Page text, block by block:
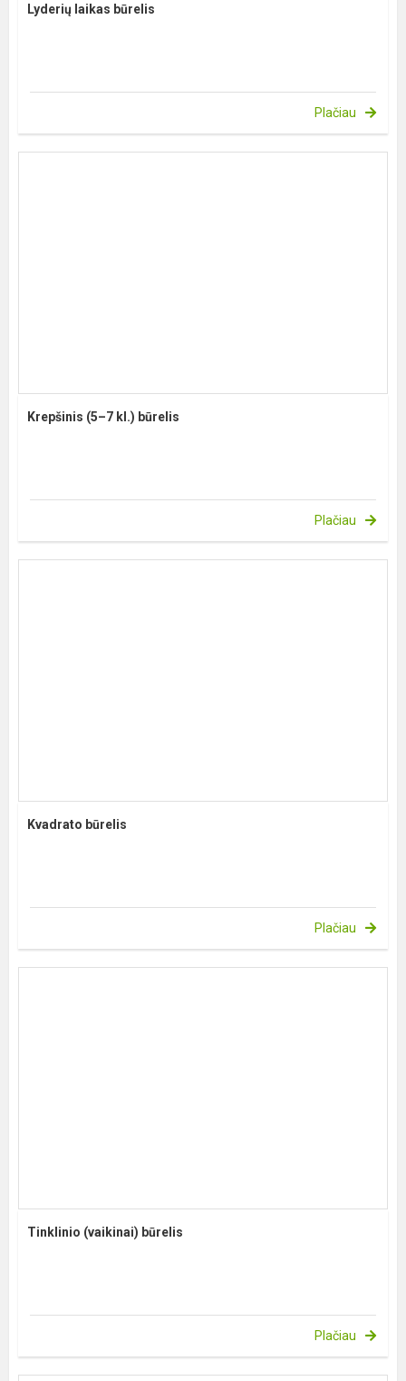
Lyderių laikas būrelis
Plačiau
Krepšinis (5–7 kl.) būrelis
Plačiau
Kvadrato būrelis
Plačiau
Tinklinio (vaikinai) būrelis
Plačiau